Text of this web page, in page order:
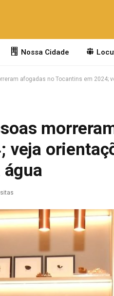
Nossa Cidade
afogadas no Tocantins em 2024;
veja